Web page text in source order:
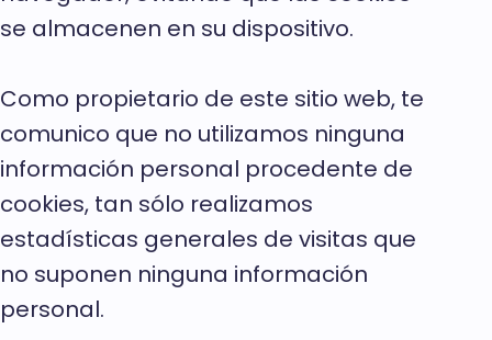
se almacenen en su dispositivo.
Como propietario de este sitio web, te
comunico que no utilizamos ninguna
información personal procedente de
cookies, tan sólo realizamos
estadísticas generales de visitas que
no suponen ninguna información
personal.